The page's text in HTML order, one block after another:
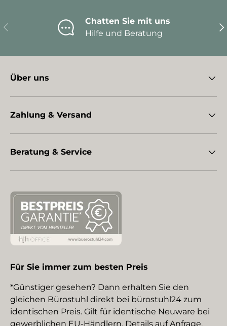
Vorherige
Chatten Sie mit uns
Hilfe und Beratung
Über uns
Zahlung & Versand
Beratung & Service
Für Sie immer zum besten Preis
*Günstiger gesehen? Dann erhalten Sie den
gleichen Bürostuhl direkt bei bürostuhl24 zum
identischen Preis. Gilt für identische Neuware bei
gewerblichen EU-Händlern. Details auf Anfrage.